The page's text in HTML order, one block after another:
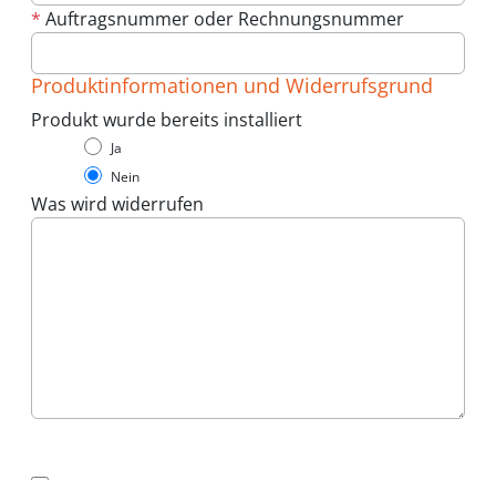
* Auftragsnummer oder Rechnungsnummer
Produktinformationen und Widerrufsgrund
Produkt wurde bereits installiert
Ja
Nein
Was wird widerrufen